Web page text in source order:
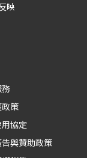
映
策
協定
與贊助政策